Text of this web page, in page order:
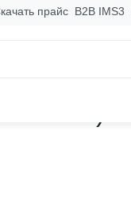
прайс B2B IMS3